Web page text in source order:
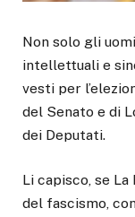
Non solo gli
intellettuali e
vesti per
del Senato e di
dei Deputati.
Li capisco, se
del fascismo,